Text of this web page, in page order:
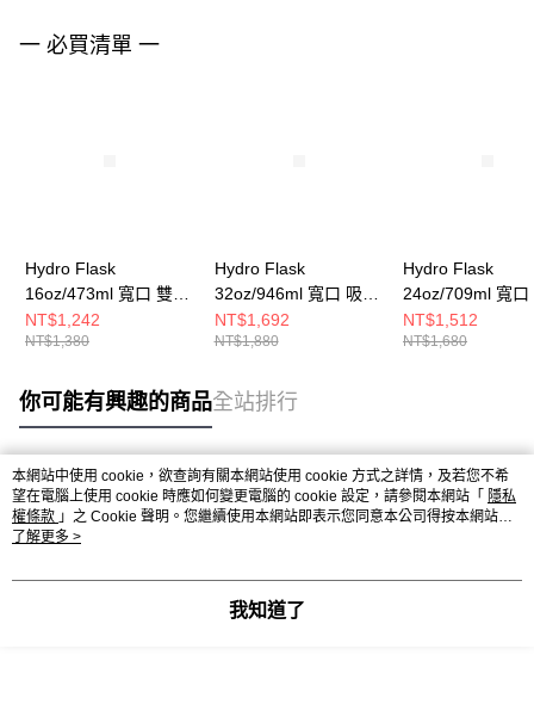
一 必買清單 一
Hydro Flask
16oz/473ml 寬口 雙頭
輕量 真空 保溫瓶 藍寶
石
NT$1,242
NT$1,380
Hydro Flask
32oz/946ml 寬口 吸管
輕量 真空 保溫瓶 藍寶
石
NT$1,692
NT$1,880
Hydro Flask
24oz/709ml 寬口
輕量 真空 保溫瓶
石
NT$1,512
NT$1,680
你可能有興趣的商品全站排行
熱門標籤
本網站中使用 cookie，欲查詢有關本網站使用 cookie 方式之詳情，及若您不希
望在電腦上使用 cookie 時應如何變更電腦的 cookie 設定，請參閱本網站「 隱私
權條款 」之 Cookie 聲明。您繼續使用本網站即表示您同意本公司得按本網站使
用條款之 Cookie 聲明使用 cookie。
了解更多 >
我知道了